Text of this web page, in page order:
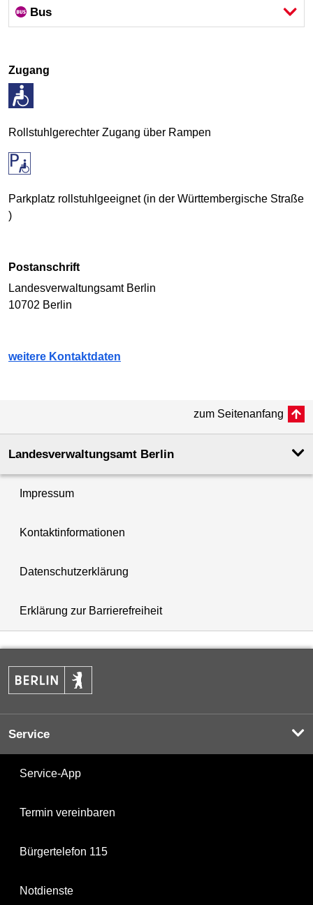
Bus
Zugang
Rollstuhlgerechter Zugang über Rampen
Parkplatz rollstuhlgeeignet (in der Württembergische Straße
)
Postanschrift
Landesverwaltungsamt Berlin
10702 Berlin
weitere Kontaktdaten
zum Seitenanfang
Landesverwaltungsamt Berlin
Impressum
Kontaktinformationen
Datenschutzerklärung
Erklärung zur Barrierefreiheit
Service
Service-App
Termin vereinbaren
Bürgertelefon 115
Notdienste